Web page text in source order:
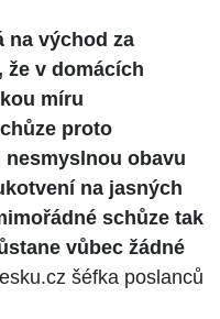
na východ za
že v domácích
míru
proto
nesmyslnou obavu
na jasných
schůze tak
vůbec žádné
šéfka poslanců